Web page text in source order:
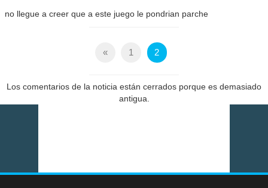
no llegue a creer que a este juego le pondrian parche
« 1 2
Los comentarios de la noticia están cerrados porque es demasiado
antigua.